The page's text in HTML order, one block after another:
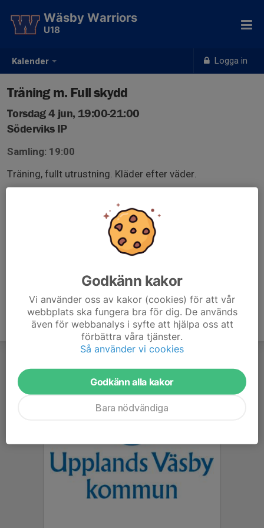
Kalender Logga in
Wäsby Warriors
U18
Träning m. Full skydd
Torsdag 4 jun, 19:00-21:00
Söderviks IP
Samling: 19:00
Träning, fullt utrustning. Kläder efter väder.
Godkänn kakor
Vi använder oss av kakor (cookies) för att vår
webbplats ska fungera bra för dig. De används
även för webbanalys i syfte att hjälpa oss att
förbättra våra tjänster.
Så använder vi cookies
Godkänn alla kakor
Bara nödvändiga